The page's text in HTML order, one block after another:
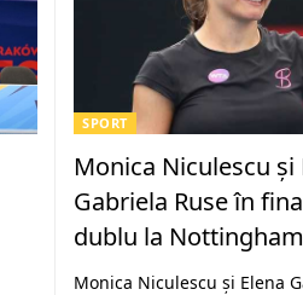
SPORT
Monica Niculescu şi
Gabriela Ruse în
dublu la Nottingham
Monica Niculescu şi Elena